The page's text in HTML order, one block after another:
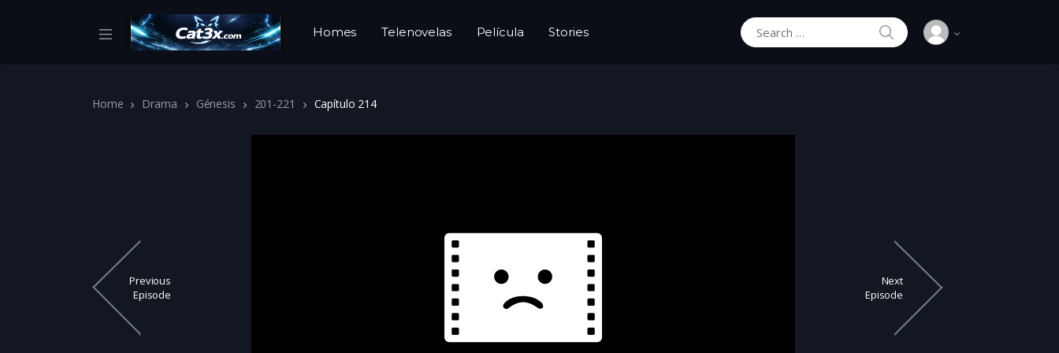
Homes Telenovelas Película Stories
Search for:
SEARCH
Home Drama Génesis 201-221 Capítulo 214
Previous
Episode
Next
Episode